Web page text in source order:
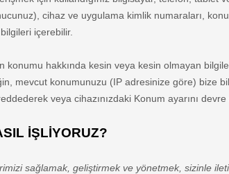
cihaz ve uygulama kimlik numaraları,
içerebilir.
konumu hakkında kesin veya kesin olmayan
mevcut konumunuzu (IP adresinize göre)
veya cihazınızdaki Konum ayarını
İŞLİYORUZ?
sağlamak, geliştirmek ve yönetmek, sizinle